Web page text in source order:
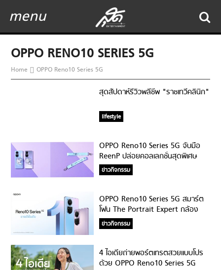
menu
OPPO RENO10 SERIES 5G
Home OPPO Reno10 Series 5G
สุดสัปดาห์รีวิวพลีชีพ "ราชเทวีคลินิก"
lifestyle
OPPO Reno10 Series 5G จับมือ
ReenP ปล่อยคอลเลกชั่นสุดพิเศษ
ข่าวกิจกรรม
OPPO Reno10 Series 5G สมาร์ต
โฟน The Portrait Expert กล้อง
พอร์ตเทรตซูม
ข่าวกิจกรรม
4 ไอเดียถ่ายพอร์ตเทรตสวยแบบโปร
ด้วย OPPO Reno10 Series 5G